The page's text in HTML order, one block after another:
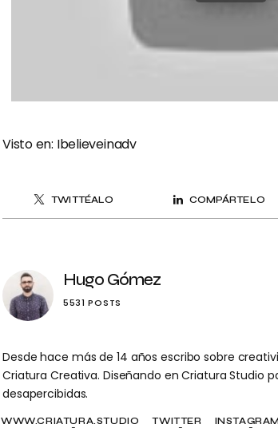
Visto en: Ibelieveinadv
TWITTÉALO COMPÁRTELO
Hugo Gómez
5531 POSTS
Desde hace más de 14 años escribo sobre
Criatura Creativa. Diseñando en Criatura Studio
desapercibidas.
WWW.CRIATURA.STUDIO TWITTER INSTAGRAM